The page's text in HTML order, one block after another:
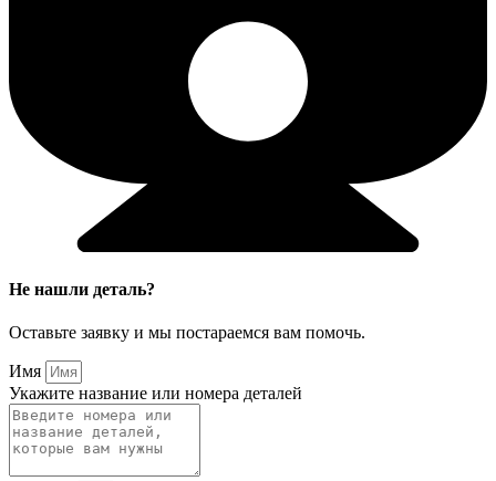
Не нашли деталь?
Оставьте заявку и мы постараемся вам помочь.
Имя
Укажите название или номера деталей